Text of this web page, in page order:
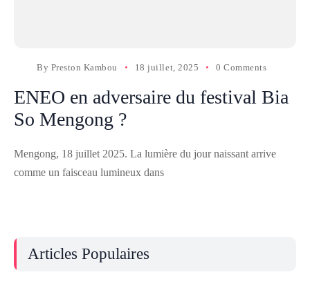
By Preston Kambou 18 juillet, 2025 0 Comments
ENEO en adversaire du festival Bia
So Mengong ?
Mengong, 18 juillet 2025. La lumière du jour naissant arrive
comme un faisceau lumineux dans
Articles Populaires